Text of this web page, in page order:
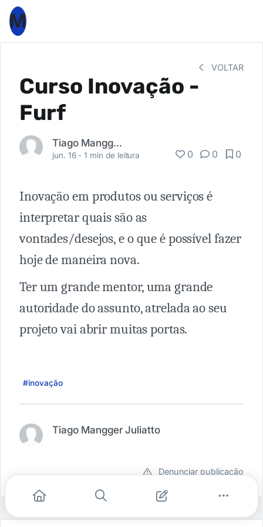
M
VOLTAR
Curso Inovação -
Furf
Tiago Mangger Juliatto
jun. 16 -1 min de leitura 0 0 0
Inovação em produtos ou serviços é
interpretar quais são as
vontades/desejos, e o que é possível fazer
hoje de maneira nova.
Ter um grande mentor, uma grande
autoridade do assunto, atrelada ao seu
projeto vai abrir muitas portas.
#inovação
Tiago Mangger Juliatto
Denunciar publicação